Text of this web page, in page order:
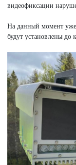
видеофиксации
На данный момент уже
будут установлены до